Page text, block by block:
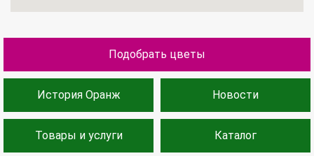
Подобрать цветы
История Оранж Новости
Товары и услуги Каталог